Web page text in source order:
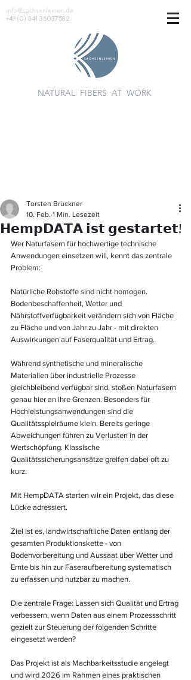
info@sachsenleinen.de
+49 (0) 341 35037582
NATURAL FIBERS AT WORK
𝗛𝗲𝗺𝗽𝗗𝗔𝗧𝗔 𝗶𝘀𝘁 𝗴𝗲𝘀𝘁𝗮𝗿𝘁𝗲𝘁!
Torsten Brückner
10. Feb. 1 Min. Lesezeit
Wer Naturfasern für hochwertige technische
Anwendungen einsetzen will, kennt das zentrale
Problem:
Natürliche Rohstoffe sind nicht homogen.
Bodenbeschaffenheit, Wetter und
Nährstoffverfügbarkeit verändern sich von Fläche
zu Fläche und von Jahr zu Jahr - mit direkten
Auswirkungen auf Faserqualität und Ertrag.
Während synthetische und mineralische
Materialien über industrielle Prozesse
gleichbleibend verfügbar sind, stoßen Naturfasern
genau hier an ihre Grenzen. Besonders für
Hochleistungsanwendungen sind die
Qualitätsspielräume klein. Bereits geringe
Abweichungen führen zu Verlusten in der
Wertschöpfung. Klassische
Qualitätssicherungsansätze greifen dabei oft zu
kurz.
Mit HempDATA starten wir ein Projekt, das diese
Lücke adressiert.
Ziel ist es, landwirtschaftliche Daten entlang der
gesamten Produktionskette - von
Bodenvorbereitung und Aussaat über Wetter und
Ernte bis hin zur Faseraufbereitung systematisch
zu erfassen und nutzbar zu machen.
Die zentrale Frage: Lassen sich Qualität und Ertrag
verbessern, wenn Daten aus einem Prozessschritt
gezielt zur Steuerung der folgenden Schritte
eingesetzt werden?
Das Projekt ist als Machbarkeitsstudie angelegt
und wird 2026 im Rahmen eines praktischen